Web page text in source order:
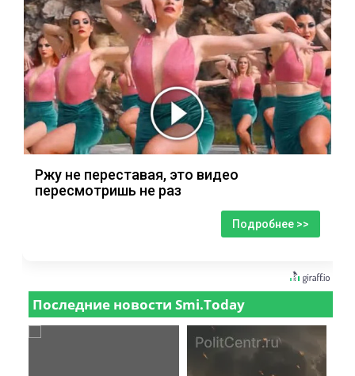
Ржу не переставая, это видео
пересмотришь не раз
Подробнее >>